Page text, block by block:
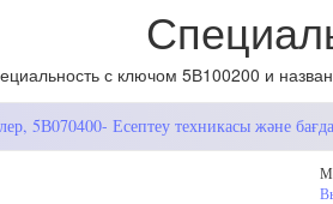
с ключом 5В100200 и
5В070400- Есептеу техникасы және